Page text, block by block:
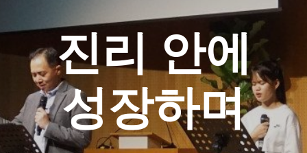
진리 안에
성장하며